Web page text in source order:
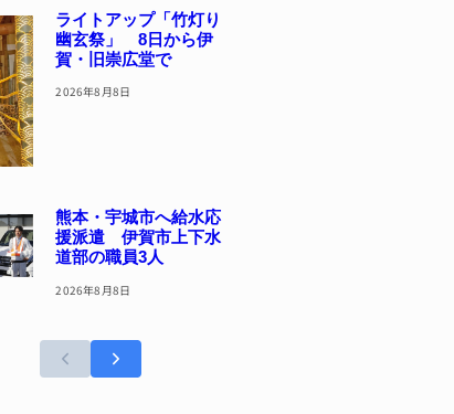
ライトアップ「竹灯り
幽玄祭」 8日から伊
賀・旧崇広堂で
2026年8月8日
熊本・宇城市へ給水応
援派遣 伊賀市上下水
道部の職員3人
2026年8月8日